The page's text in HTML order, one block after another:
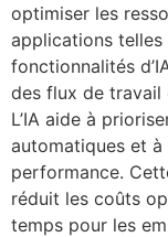
optimiser les
applications telles
fonctionnalités
des flux de travail
L’IA aide à
automatiques et
performance.
réduit les coûts
temps pour les